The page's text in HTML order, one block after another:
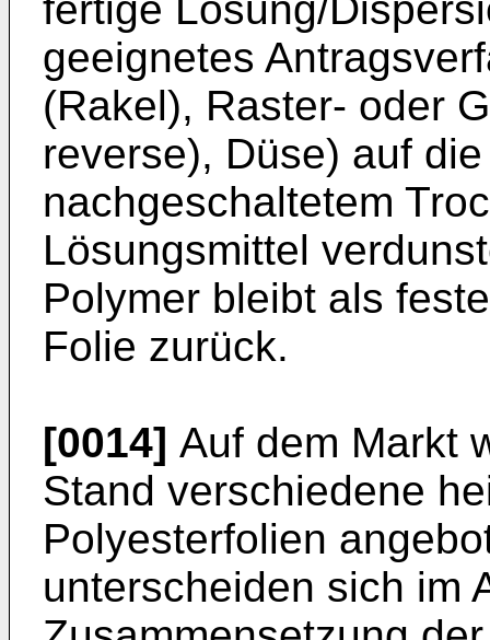
geeignetes
(Rakel), Raster- oder
reverse), Düse) auf
nachgeschaltetem
Lösungsmittel
Polymer bleibt als
Folie zurück.
[0014] Auf dem Markt
Stand verschiedene
Polyesterfolien
unterscheiden sich im